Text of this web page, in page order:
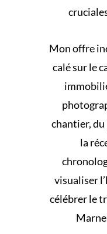
Mon offre
calé sur le
chantier, du
la
visualiser
célébrer le